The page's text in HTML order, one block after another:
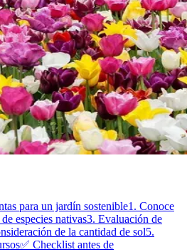
para un jardín sostenible1. Conoce
especies nativas3. Evaluación de
de la cantidad de sol5.
✅ Checklist antes de